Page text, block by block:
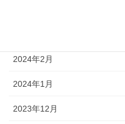
2024年2月
2024年1月
2023年12月